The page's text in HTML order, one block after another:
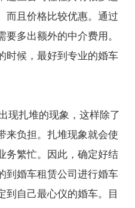
而且价格比较优惠。通过
多出额外的中介费用。
时候，最好到专业的婚车
现扎堆的现象，这样除了
来负担。扎堆现象就会使
务繁忙。因此，确定好结
到婚车租赁公司进行婚车
到自己最心仪的婚车。目